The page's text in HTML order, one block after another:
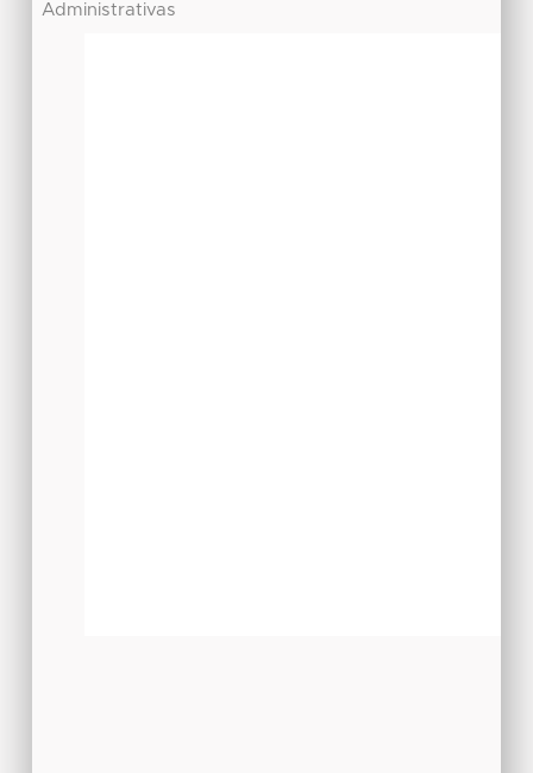
Administrativas